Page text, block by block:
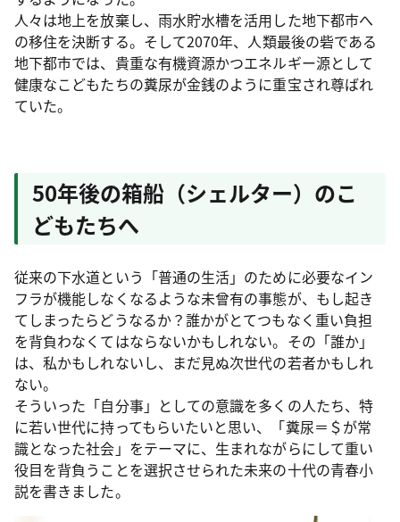
人々は地上を放棄し、雨水貯水槽を活用した地下都市へ
の移住を決断する。そして2070年、人類最後の砦である
地下都市では、貴重な有機資源かつエネルギー源として
健康なこどもたちの糞尿が金銭のように重宝され尊ばれ
ていた。
50年後の箱船（シェルター）のこ
どもたちへ
従来の下水道という「普通の生活」のために必要なイン
フラが機能しなくなるような未曾有の事態が、もし起き
てしまったらどうなるか？誰かがとてつもなく重い負担
を背負わなくてはならないかもしれない。その「誰か」
は、私かもしれないし、まだ見ぬ次世代の若者かもしれ
ない。
そういった「自分事」としての意識を多くの人たち、特
に若い世代に持ってもらいたいと思い、「糞尿＝＄が常
識となった社会」をテーマに、生まれながらにして重い
役目を背負うことを選択させられた未来の十代の青春小
説を書きました。